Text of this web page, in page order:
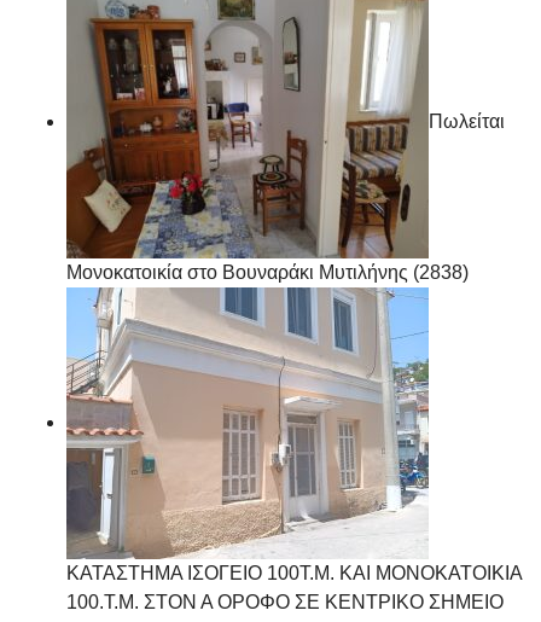
Πωλείται
Μονοκατοικία στο Βουναράκι Μυτιλήνης (2838)
ΚΑΤΑΣΤΗΜΑ ΙΣΟΓΕΙΟ 100Τ.Μ. ΚΑΙ ΜΟΝΟΚΑΤΟΙΚΙΑ
100.Τ.Μ. ΣΤΟΝ Α ΟΡΟΦΟ ΣΕ ΚΕΝΤΡΙΚΟ ΣΗΜΕΙΟ